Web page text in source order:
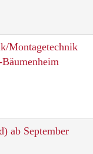
Montagetechnik
ab September